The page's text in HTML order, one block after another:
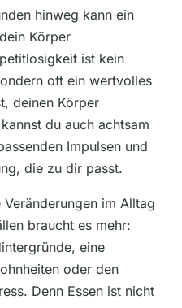
hinweg kann ein
Körper
ist kein
oft ein wertvolles
deinen Körper
du auch achtsam
Impulsen und
die zu dir passt.
im Alltag
braucht es mehr:
eine
oder den
Denn Essen ist nicht